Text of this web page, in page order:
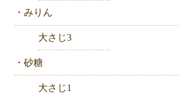
・みりん
大さじ3
・砂糖
大さじ1